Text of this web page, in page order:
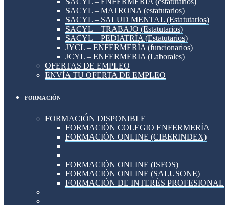
SACYL – MATRONA (estatutarios)
SACYL – SALUD MENTAL (Estatutarios)
SACYL – TRABAJO (Estatutarios)
SACYL – PEDIATRÍA (Estatutarios)
JYCL – ENFERMERÍA (funcionarios)
JCYL – ENFERMERIA (Laborales)
OFERTAS DE EMPLEO
ENVÍA TU OFERTA DE EMPLEO
FORMACIÓN
FORMACIÓN DISPONIBLE
FORMACIÓN COLEGIO ENFERMERÍA
FORMACIÓN ONLINE (CIBERINDEX)
FORMACIÓN ONLINE (ISFOS)
FORMACIÓN ONLINE (SALUSONE)
FORMACIÓN DE INTERÉS PROFESIONAL